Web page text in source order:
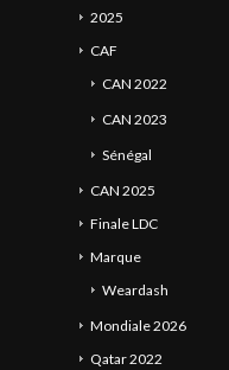
2025
CAF
CAN 2022
CAN 2023
Sénégal
CAN 2025
Finale LDC
Marque
Weardash
Mondiale 2026
Qatar 2022